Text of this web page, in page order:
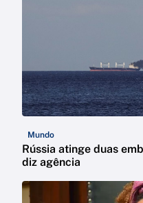
Mundo
Rússia atinge duas
diz agência